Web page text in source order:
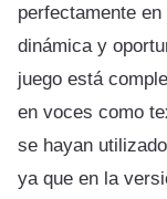
perfectamente
dinámica y
juego está
en voces como
se hayan
ya que en la